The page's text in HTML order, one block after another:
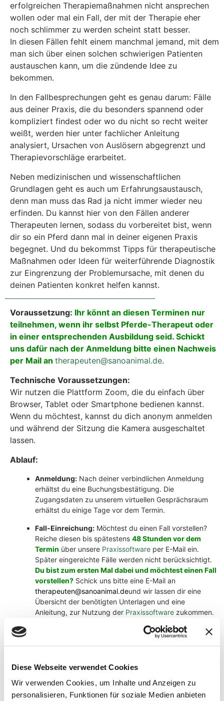
Diese Webseite verwendet Cookies
Wir verwenden Cookies, um Inhalte und Anzeigen zu
personalisieren, Funktionen für soziale Medien anbieten
erfolgreichen Therapiemaßnahmen nicht ansprechen
wollen oder mal ein Fall, der mit der Therapie eher
noch schlimmer zu werden scheint statt besser.
In diesen Fällen fehlt einem manchmal jemand, mit dem
man sich über einen solchen schwierigen Patienten
austauschen kann, um die zündende Idee zu
bekommen.
In den Fallbesprechungen geht es genau darum: Fälle
aus deiner Praxis, die du besonders spannend oder
kompliziert findest oder wo du nicht so recht weiter
weißt, werden hier unter fachlicher Anleitung
analysiert, Ursachen von Auslösern abgegrenzt und
Therapievorschläge erarbeitet.
Neben medizinischen und wissenschaftlichen
Grundlagen geht es auch um Erfahrungsaustausch,
denn man muss das Rad ja nicht immer wieder neu
erfinden. Du kannst hier von den Fällen anderer
Therapeuten lernen, sodass du vorbereitet bist, wenn
dir so ein Pferd dann mal in deiner eigenen Praxis
begegnet. Und du bekommst Tipps für therapeutische
Maßnahmen oder Ideen für weiterführende Diagnostik
zur Eingrenzung der Problemursache, mit denen du
deinen Patienten konkret helfen kannst.
Voraussetzung: Ihr könnt an diesen Terminen nur
teilnehmen, wenn ihr selbst Pferde-Therapeut oder
in einer entsprechenden Ausbildung seid. Schickt
uns dafür nach der Anmeldung bitte einen Nachweis
per Mail an therapeuten@sanoanimal.de.
Technische Voraussetzungen:
Wir nutzen die Plattform Zoom, die du einfach über
Browser, Tablet oder Smartphone bedienen kannst.
Wenn du möchtest, kannst du dich anonym anmelden
und während der Sitzung die Kamera ausgeschaltet
lassen.
Ablauf:
Anmeldung: Nach deiner verbindlichen Anmeldung
erhältst du eine Buchungsbestätigung. Die
Zugangsdaten zu unserem virtuellen Gesprächsraum
erhältst du einige Tage vor dem Termin.
Fall-Einreichung: Möchtest du einen Fall vorstellen?
Reiche diesen bis spätestens 48 Stunden vor dem
Termin über unsere Praxissoftware per E-Mail ein.
Später eingereichte Fälle werden nicht berücksichtigt.
Du bist zum ersten Mal dabei und möchtest einen Fall
vorstellen? Schick uns bitte eine E-Mail an
therapeuten@sanoanimal.deund wir lassen dir eine
Übersicht der benötigten Unterlagen und eine
Anleitung, zur Nutzung der Praxissoftware zukommen.
maximal 6 Fälle
besprochen. Die Vergabe der Plätze erfolgt nach
Termin:einmal im Monat, für ca. 2 Stunden, alle
geplanten Termine findet ihr in der Übersicht.